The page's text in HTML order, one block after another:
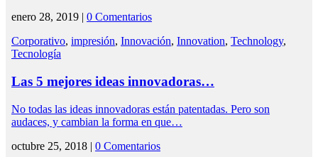
enero 28, 2019 | 0 Comentarios
Corporativo, impresión, Innovación, Innovation, Technology,
Tecnología
Las 5 mejores ideas innovadoras…
No todas las ideas innovadoras están patentadas. Pero son
audaces, y cambian la forma en que…
octubre 25, 2018 | 0 Comentarios